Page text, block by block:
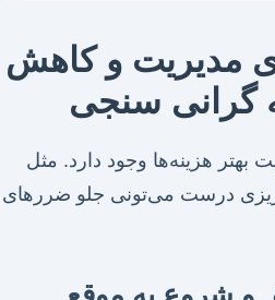
مدیریت و کاهش
گرانی سنجی
بهتر هزینه‌ها وجود دارد. مثل
درست می‌تونی جلو ضررهای